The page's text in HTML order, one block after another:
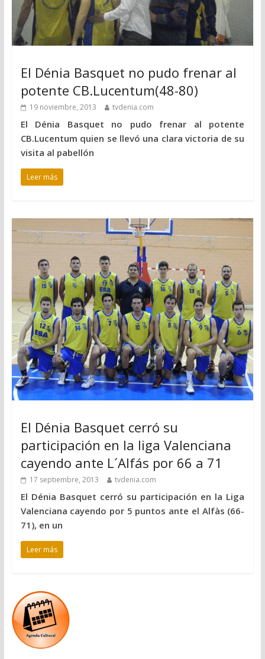
El Dénia Basquet no pudo frenar al
potente CB.Lucentum(48-80)
19 noviembre, 2013 tvdenia.com
El Dénia Basquet no pudo frenar al potente
CB.Lucentum quien se llevó una clara victoria de su
visita al pabellón
Leer más
El Dénia Basquet cerró su
participación en la liga Valenciana
cayendo ante L´Alfás por 66 a 71
17 septiembre, 2013 tvdenia.com
El Dénia Basquet cerró su participación en la Liga
Valenciana cayendo por 5 puntos ante el Alfàs (66-
71), en un
Leer más